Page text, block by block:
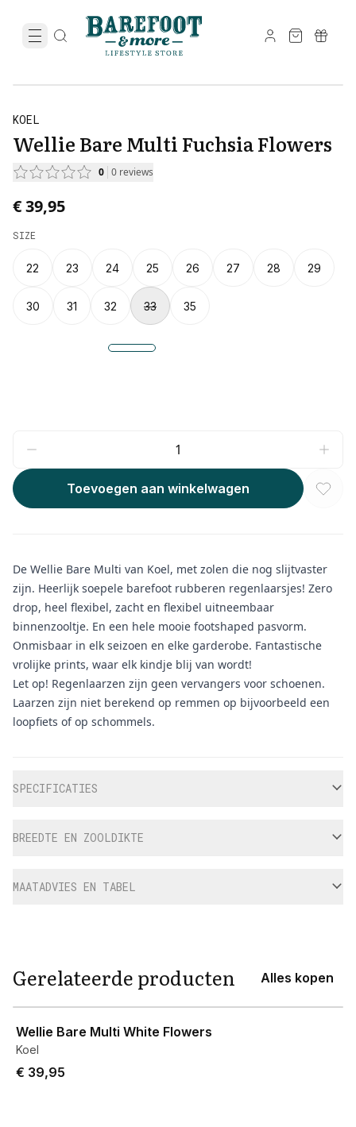
KOEL
Wellie Bare Multi Fuchsia Flowers
0 0 reviews
€ 39,95
SIZE
22 23 24 25 26 27 28 29
30 31 32 33 35
Toevoegen aan winkelwagen
De Wellie Bare Multi van Koel, met zolen die nog slijtvaster
zijn. Heerlijk soepele barefoot rubberen regenlaarsjes! Zero
drop, heel flexibel, zacht en flexibel uitneembaar
binnenzooltje. En een hele mooie footshaped pasvorm.
Onmisbaar in elk seizoen en elke garderobe. Fantastische
vrolijke prints, waar elk kindje blij van wordt!
Let op! Regenlaarzen zijn geen vervangers voor schoenen.
Laarzen zijn niet berekend op remmen op bijvoorbeeld een
loopfiets of op schommels.
SPECIFICATIES
BREEDTE EN ZOOLDIKTE
MAATADVIES EN TABEL
Gerelateerde producten Alles kopen
Wellie Bare Multi White Flowers
Koel
€ 39,95